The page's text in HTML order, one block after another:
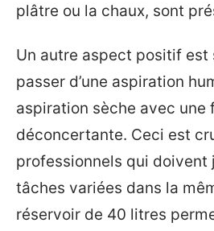
plâtre ou la chaux, sont
Un autre aspect positif est
passer d’une aspiration
aspiration sèche avec une
déconcertante. Ceci est
professionnels qui doivent
tâches variées dans la
réservoir de 40 litres